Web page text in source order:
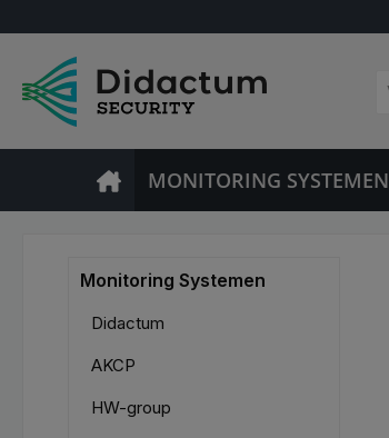
MONITORING SYSTEMEN
Monitoring Systemen
Didactum
AKCP
HW-group